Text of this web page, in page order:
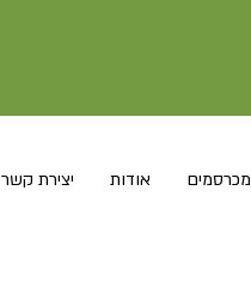
מכרסמים אודות יצירת קשר